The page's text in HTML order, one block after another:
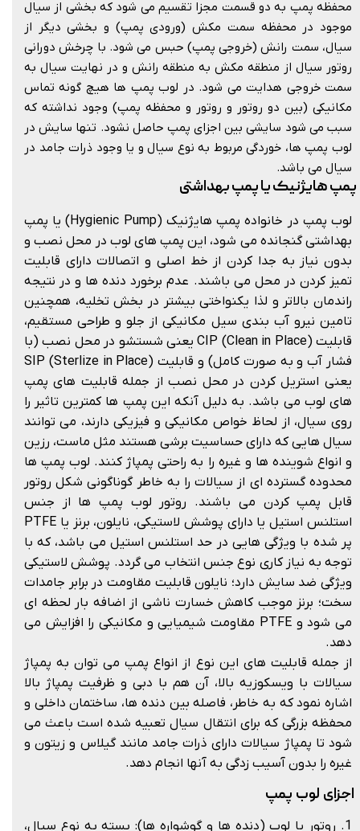
محفظه پمپ به دو قسمت مجزا تقسیم می شود که بخشی از سیال
موجود در محفظه سمت مکش (ورودی پمپ) و بخشی دیگر از
سیال، سمت رانش (خروجی پمپ) حبس می شود. با چرخش دورانی
روتور سیال از منطقه مکش به منطقه رانش و در نهایت سیال به
سمت خروجی هدایت می شود. در لوب پمپ ها هیچ گونه تماس
مکانیکی (بین دو روتور و روتور و محفظه پمپ) وجود نداشته که
سبب می شود سایشی بین اجزای پمپ حاصل نشود. تنها سایش در
لوب پمپ ها، خوردگی مربوط به نوع سیال و یا وجود ذرات جامد در
سیال می باشد.
لوب پمپ در خانواده پمپ هایژنیک (Hygienic Pump) یا پمپ
بهداشتی گنجانده می شود، این پمپ های لوب در محل نصب و
بدون نیاز به جدا کردن از خط اصلی و اتصالات دارای قابلیت
تمیز کردن در محل می باشند. عدم برخورد دنده ها و در نتیجه
راندمان بالاتر و لذا یکنواختی بیشتر در بخش تخلیه، همچنین
تامین نیرو آب بندی سیل مکانیکی از جلو و طراحی مستقیم،
قابلیت (CIP (Clean in Place یعنی شستشو در محل نصب (با
فشار آب و به صورت کامل) و قابلیت SIP (Sterlize in Place)
یعنی استریل کردن در محل نصب از جمله قابلیت های پمپ
های لوب می باشد. به دلیل آنکه این پمپ ها کمترین تاثیر را
روی سیال، از لحاظ خواص مکانیکی و فیزیکی دارند، می توانند
سیال هایی که دارای حساسیت برشی هستند مثل ماست، رزین
و انواع شوینده ها و غیره را به راحتی پمپاژ کنند. لوب پمپ ها
محدوده گسترده ای از سیالات را به خاطر گوناگونی شکل روتور
قابل پمپ کردن می باشند. روتور لوب پمپ ها از جنس
استلنس استیل یا دارای پوشش لاستیکی، نایلون، برنز یا PTFE
پر شده با ویژگی هایی در حد استلنس استیل می باشد، که با
توجه به نیاز کاری نوع جنس انتخاب می گردد. پوشش لاستیکی
ویژگی ضد سایش دارد؛ نایلون قابلیت مقاومت در برابر جامدات
سخت؛ برنز موجب کاهش خسارت ناشی از اضافه بار لحظه ای
می شود و PTFE مقاومت شیمیایی و مکانیکی را افزایش می
دهد.
از جمله قابلیت های این نوع از انواع پمپ می توان به پمپاژ
سیالات با ویسکوزیه بالا، آن هم با دبی و ظرفیت پمپاژ بالا
اشاره نمود که به خاطر، فاصله بین دنده ها، ساختمان داخلی و
محفظه بزرگی که برای انتقال سیال تعبیه شده است باعث می
شود تا پمپاژ سیالات دارای ذرات جامد مانند گیلاس و زیتون و
غیره را بدون آسیب زدگی به آنها انجام دهد.
اجزای لوب پمپ
1. روتور یا لوب (دنده ها و گوشواره ها): بسته به نوع سیال،
پمپ هایژنیک یا پمپ بهداشتی